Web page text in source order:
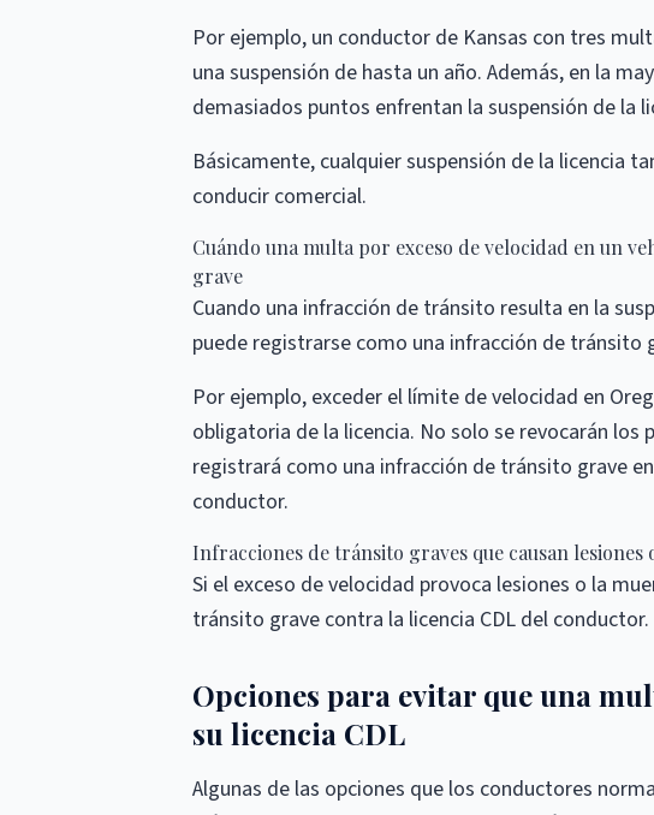
Por ejemplo, un conductor de Kansas con tres
una suspensión de hasta un año. Además, en la
demasiados puntos enfrentan la suspensión de la
Básicamente, cualquier suspensión de la licencia
conducir comercial.
Cuándo una multa por exceso de velocidad en un
grave
Cuando una infracción de tránsito resulta en la
puede registrarse como una infracción de tránsito
Por ejemplo, exceder el límite de velocidad en
obligatoria de la licencia. No solo se revocarán los
registrará como una infracción de tránsito grave
conductor.
Infracciones de tránsito graves que causan lesiones
Si el exceso de velocidad provoca lesiones o la
tránsito grave contra la licencia CDL del conductor.
Opciones para evitar que una
su licencia CDL
Algunas de las opciones que los conductores